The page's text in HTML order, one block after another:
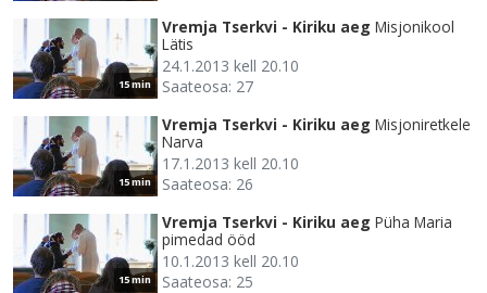
15 min
Vremja Tserkvi - Kiriku aeg Misjonikool
Lätis
24.1.2013 kell 20.10
Saateosa: 27
15 min
Vremja Tserkvi - Kiriku aeg Misjoniretkele
Narva
17.1.2013 kell 20.10
Saateosa: 26
15 min
Vremja Tserkvi - Kiriku aeg Püha Maria
pimedad ööd
10.1.2013 kell 20.10
Saateosa: 25